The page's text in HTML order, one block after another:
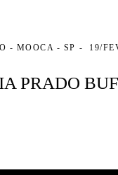
- MOOCA - SP 19/
PRADO